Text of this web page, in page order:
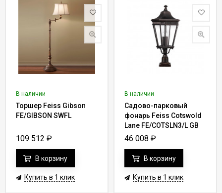
В наличии
Торшер Feiss Gibson
FE/GIBSON SWFL
109 512 ₽
В корзину
Купить в 1 клик
В наличии
Садово-парковый
фонарь Feiss Cotswold
Lane FE/COTSLN3/L GB
46 008 ₽
В корзину
Купить в 1 клик